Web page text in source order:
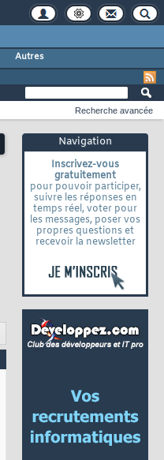
Autres
Navigation
Inscrivez-vous
gratuitement
pour pouvoir participer,
suivre les réponses en
temps réel, voter pour
les messages, poser vos
propres questions et
recevoir la newsletter
Recherche avancée